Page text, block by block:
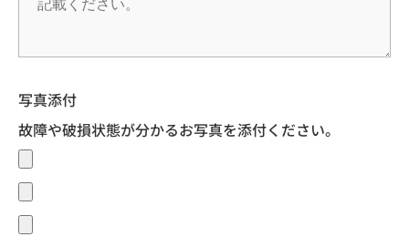
写真添付
故障や破損状態が分かるお写真を添付ください。